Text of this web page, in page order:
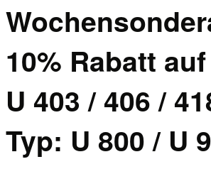
10% Rabatt
U 403 / 406 /
Typ: U 800 / U